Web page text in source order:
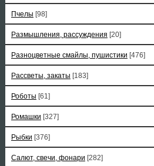
Пчелы [98]
Размышления, рассуждения [20]
Разноцветные смайлы, пушистики [476]
Рассветы, закаты [183]
Роботы [61]
Ромашки [327]
Рыбки [376]
Салют, свечи, фонари [282]